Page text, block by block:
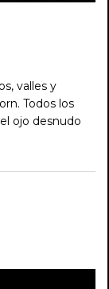
valles y
Todos los
ojo desnudo